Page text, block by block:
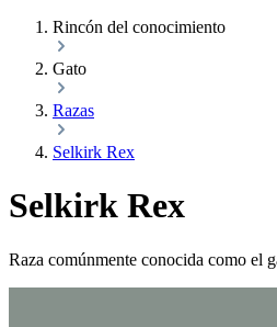
Rincón del conocimiento
Gato
Razas
Selkirk Rex
Selkirk Rex
Raza comúnmente conocida como el